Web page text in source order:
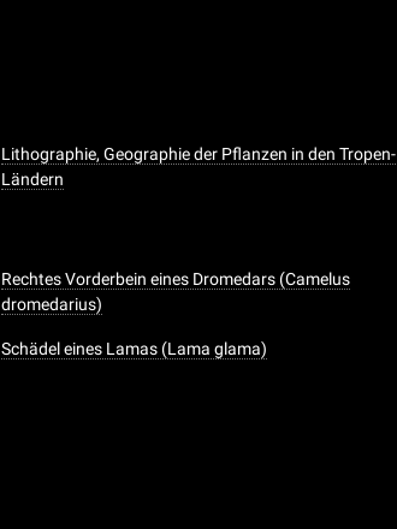
Lithographie, Geographie der Pflanzen in den Tropen-
Ländern
Rechtes Vorderbein eines Dromedars (Camelus
dromedarius)
Schädel eines Lamas (Lama glama)